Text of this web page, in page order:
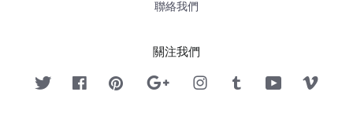
聯絡我們
關注我們
Twitter FacebookPinterest Google InstagramTumblr YouTube